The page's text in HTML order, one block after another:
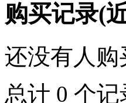
购买记录(
还没有人购
总计 0 个